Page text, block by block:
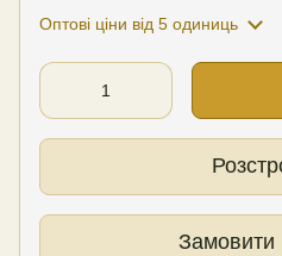
Оптові ціни від 5 одиниць
Замовити